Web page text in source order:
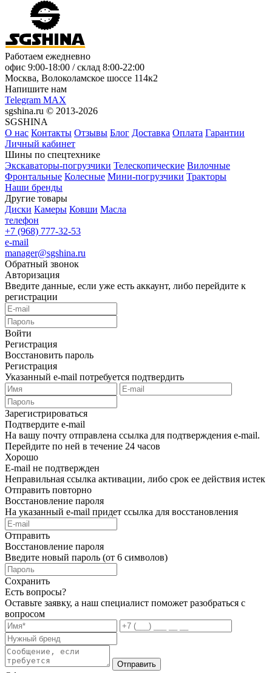
Работаем ежедневно
офис 9:00-18:00 / склад 8:00-22:00
Москва, Волоколамское шоссе 114к2
Напишите нам
Telegram MAX
sgshina.ru © 2013-2026
SGSHINA
О нас Контакты Отзывы Блог Доставка Оплата Гарантии
Личный кабинет
Шины по спецтехнике
Экскаваторы-погрузчики Телескопические Вилочные
Фронтальные Колесные Мини-погрузчики Тракторы
Наши бренды
Другие товары
Диски Камеры Ковши Масла
телефон
+7 (968) 777-32-53
e-mail
manager@sgshina.ru
Обратный звонок
Авторизация
Введите данные, если уже есть аккаунт, либо перейдите к
регистрации
Войти
Регистрация
Восстановить пароль
Регистрация
Указанный e-mail потребуется подтвердить
Зарегистрироваться
Подтвердите e-mail
На вашу почту отправлена ссылка для подтверждения e-mail.
Перейдите по ней в течение 24 часов
Хорошо
E-mail не подтвержден
Неправильная ссылка активации, либо срок ее действия истек
Отправить повторно
Восстановление пароля
На указанный e-mail придет ссылка для восстановления
Отправить
Восстановление пароля
Введите новый пароль (от 6 символов)
Сохранить
Есть вопросы?
Оставьте заявку, а наш специалист поможет разобраться с
вопросом
Отправить